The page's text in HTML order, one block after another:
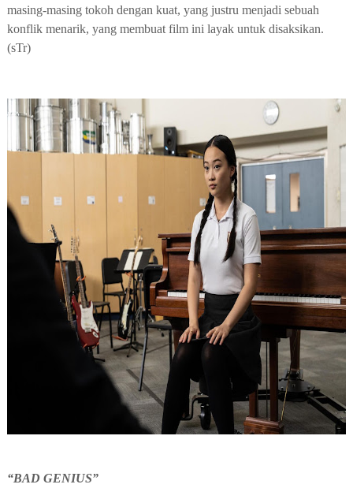
masing-masing tokoh dengan kuat, yang justru menjadi sebuah
konflik menarik, yang membuat film ini layak untuk disaksikan.
(sTr)
“BAD GENIUS”